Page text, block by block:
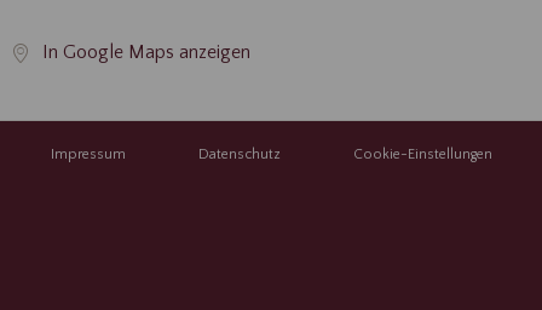
In Google Maps anzeigen
Impressum Datenschutz Cookie-Einstellungen